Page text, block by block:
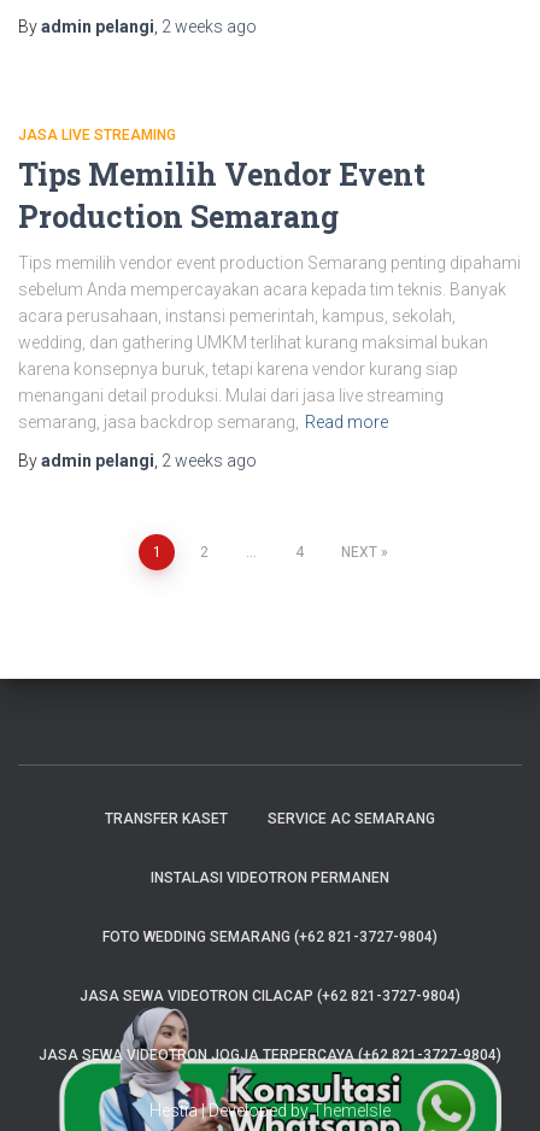
Byadmin pelangi, 2 weeks ago
JASA LIVE STREAMING
Tips Memilih Vendor Event
Production Semarang
Tips memilih vendor event production Semarang penting dipahami
sebelum Anda mempercayakan acara kepada tim teknis. Banyak
acara perusahaan, instansi pemerintah, kampus, sekolah,
wedding, dan gathering UMKM terlihat kurang maksimal bukan
karena konsepnya buruk, tetapi karena vendor kurang siap
menangani detail produksi. Mulai dari jasa live streaming
semarang, jasa backdrop semarang, Read more
Byadmin pelangi, 2 weeks ago
1 2 … 4 NEXT
TRANSFER KASET SERVICE AC SEMARANG
INSTALASI VIDEOTRON PERMANEN
FOTO WEDDING SEMARANG (+62 821-3727-9804)
JASA SEWA VIDEOTRON CILACAP (+62 821-3727-9804)
JASA SEWA VIDEOTRON JOGJA TERPERCAYA (+62 821-3727-9804)
Hestia | Developed byThemeIsle